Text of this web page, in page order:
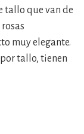
tallo que van de
muy elegante.
tallo, tienen